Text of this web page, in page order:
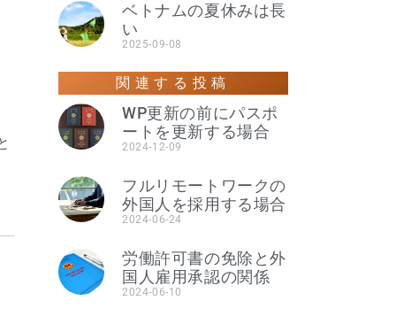
ベトナムの夏休みは長
い
2025-09-08
関連する投稿
WP更新の前にパスポ
ートを更新する場合
2024-12-09
フルリモートワークの
外国人を採用する場合
2024-06-24
労働許可書の免除と外
国人雇用承認の関係
2024-06-10